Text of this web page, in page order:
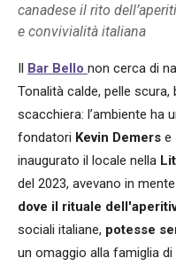
canadese il rito
e convivialità italiana
Il Bar Bello non cerca di
Tonalità calde, pelle
scacchiera: l’ambiente ha
fondatori Kevin Demers e
inaugurato il locale nella
del 2023, avevano in
dove il rituale
sociali italiane, potesse
un omaggio alla famiglia